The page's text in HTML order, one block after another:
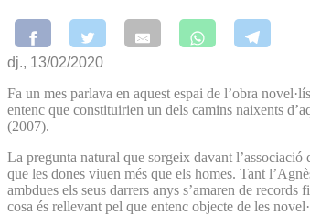
dj., 13/02/2020
Fa un mes parlava en aquest espai de l’obra
entenc que constituirien un dels camins naixents
(2007).
La pregunta natural que sorgeix davant
que les dones viuen més que els homes. Tant
ambdues els seus darrers anys s’amaren de
cosa és rellevant pel que entenc objecte de les